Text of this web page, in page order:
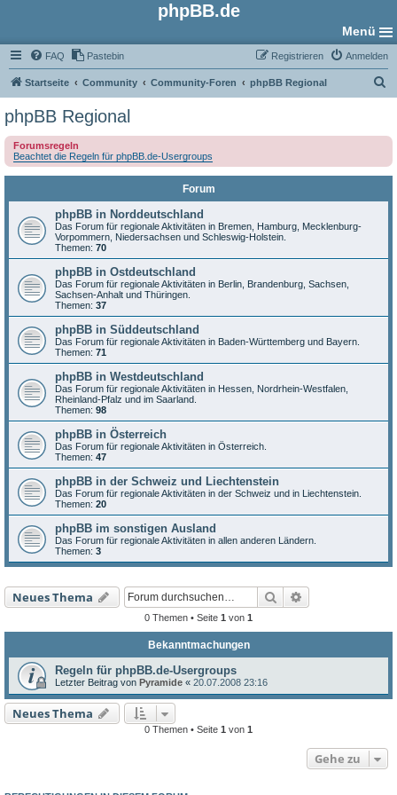
phpBB.de
Menü
FAQ Pastebin Anmelden
Registrieren
Startseite Community Community-Foren phpBB Regional
e
phpBB Regional
Forumsregeln
Beachtet die Regeln für phpBB.de-Usergroups
Forum
phpBB in Norddeutschland
Das Forum für regionale Aktivitäten in Bremen, Hamburg, Mecklenburg-
Vorpommern, Niedersachsen und Schleswig-Holstein.
Themen: 70
phpBB in Ostdeutschland
Das Forum für regionale Aktivitäten in Berlin, Brandenburg, Sachsen,
Sachsen-Anhalt und Thüringen.
Themen: 37
phpBB in Süddeutschland
Das Forum für regionale Aktivitäten in Baden-Württemberg und Bayern.
Themen: 71
phpBB in Westdeutschland
Das Forum für regionale Aktivitäten in Hessen, Nordrhein-Westfalen,
Rheinland-Pfalz und im Saarland.
Themen: 98
phpBB in Österreich
Das Forum für regionale Aktivitäten in Österreich.
Themen: 47
phpBB in der Schweiz und Liechtenstein
Das Forum für regionale Aktivitäten in der Schweiz und in Liechtenstein.
Themen: 20
phpBB im sonstigen Ausland
Das Forum für regionale Aktivitäten in allen anderen Ländern.
Themen: 3
Neues Thema Suche
0 Themen • Seite 1 von 1
Bekanntmachungen
Regeln für phpBB.de-Usergroups
Letzter Beitrag von Pyramide « 20.07.2008 23:16
Neues Thema
0 Themen • Seite 1 von 1
Gehe zu